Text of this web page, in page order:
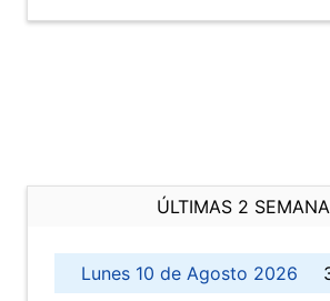
ÚLTIMAS 2
Lunes 10 de Agosto 2026